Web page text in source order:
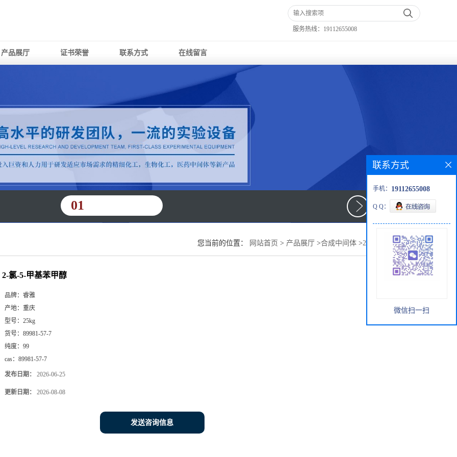
服务热线： 19112655008
产品展厅 证书荣誉 联系方式 在线留言
01
您当前的位置： 网站首页 > 产品展厅 >合成中间体 >2-氯-5-甲基苯甲醇
2-氯-5-甲基苯甲醇
品牌： 睿雅
产地： 重庆
型号： 25kg
货号： 89981-57-7
纯度： 99
cas： 89981-57-7
发布日期： 2026-06-25
更新日期： 2026-08-08
发送咨询信息
联系方式
手机： 19112655008
Q Q：
微信扫一扫